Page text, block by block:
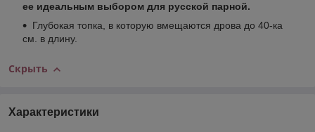
ее идеальным выбором для русской парной.
Глубокая топка, в которую вмещаются дрова до 40-ка
см. в длину.
Скрыть
Характеристики